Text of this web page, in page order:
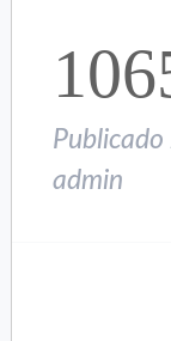
Publicado
admin